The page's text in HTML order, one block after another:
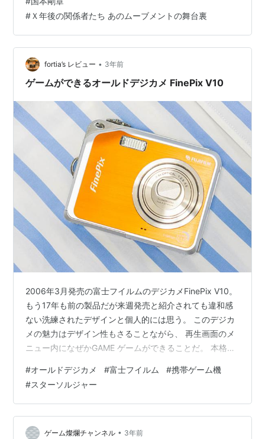
スターズ』というシューティングゲーム等を開発した有
限会社レジスタが担当しています。また、最新情報とし
て一部BGMに『ス…
# Ｘ年後の関係者たち あのムーブメントの舞台裏
fortia’s レビュー • 3年前
ゲームができるオールドデジカメ FinePix V10
2006年3月発売の富士フイルムのデジカメFinePix V10。
もう17年も前の製品だが来週発売と紹介されても違和感
ない洗練されたデザインと個人的には思う。 このデジカ
メの魅力はデザイン性もさることながら、 再生画面のメ
ニュー内になぜかGAME ゲームができることだ。 本格的
る中で私のイチオシはシューティング。見ての通りかな
り本格的だ。幼い頃MSXでやっていた何かに似ている。
なんだろう。スターソルジャーかな。色々遊んだ気がす
るけどもう覚えていない。 カメラ背面の小さなボタンで
の操作は難しい。特にこの機種はモニタの占める割合が
#オールドデジカメ #富士フイルム #携帯ゲーム機
#スターソルジャー
ゲーム燦爛チャンネル • 3年前